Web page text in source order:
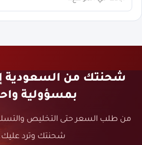
شحنتك من السعودية
بمسؤولية
من طلب السعر حتى التخليص
شحنتك وترد